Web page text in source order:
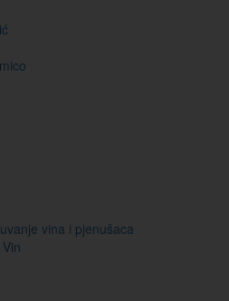
vina i pjenušaca